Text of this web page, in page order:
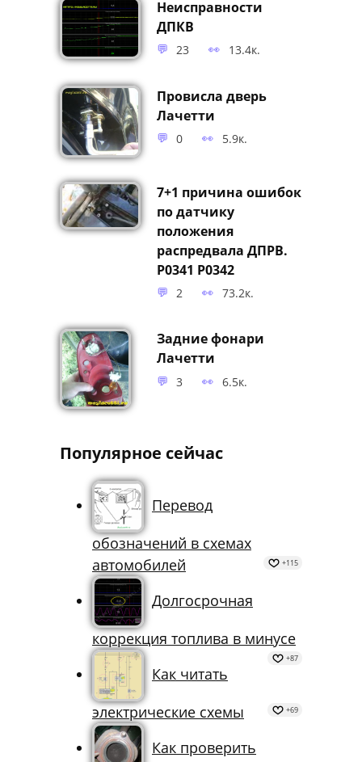
Неисправности
ДПКВ
23 13.4к.
Провисла дверь
Лачетти
0 5.9к.
7+1 причина ошибок
по датчику
положения
распредвала ДПРВ.
P0341 P0342
2 73.2к.
Задние фонари
Лачетти
3 6.5к.
Популярное сейчас
Перевод
обозначений в схемах
автомобилей
+115
Долгосрочная
коррекция топлива в минусе
+87
Как читать
электрические схемы
+69
Как проверить